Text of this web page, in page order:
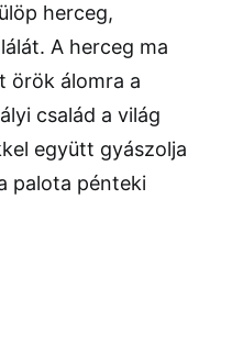
herceg,
A herceg ma
örök álomra a
család a világ
együtt gyászolja
palota pénteki